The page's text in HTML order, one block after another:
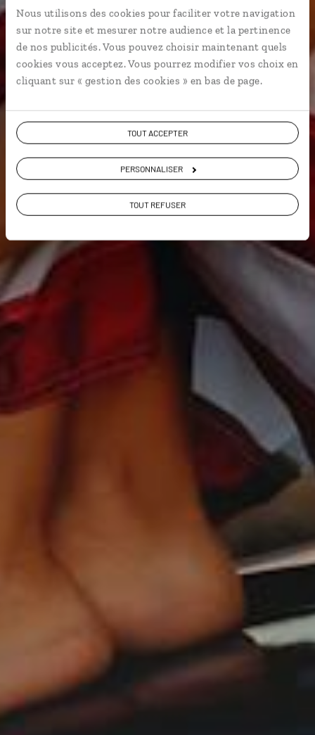
Nous utilisons des cookies pour faciliter votre navigation
sur notre site et mesurer notre audience et la pertinence
de nos publicités. Vous pouvez choisir maintenant quels
cookies vous acceptez. Vous pourrez modifier vos choix en
cliquant sur « gestion des cookies » en bas de page.
TOUT ACCEPTER
PERSONNALISER
TOUT REFUSER
Guide de voyage
Ouest américain